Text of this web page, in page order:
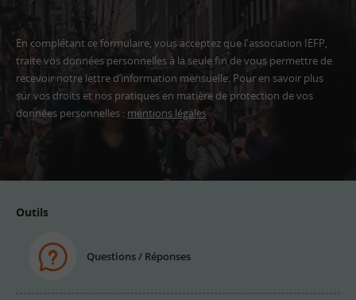
En complétant ce formulaire, vous acceptez que l'association IEFP,
traite vos données personnelles à la seule fin de vous permettre de
recevoir notre lettre d’information mensuelle. Pour en savoir plus
sur vos droits et nos pratiques en matière de protection de vos
données personnelles : mentions légales
Outils
Questions / Réponses